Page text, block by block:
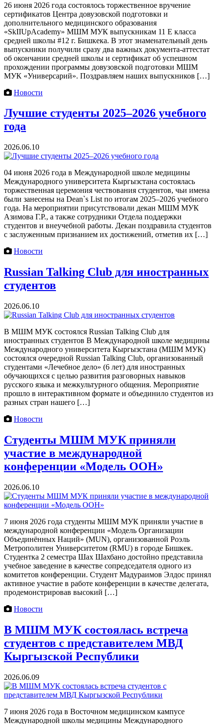
26 июня 2026 года состоялось торжественное вручение
сертификатов Центра довузовской подготовки и
дополнительного медицинского образования
«SkIIUpAcademy» МШМ МУК выпускникам 11 Е класса
средней школы #12 г. Бишкека. В этот знаменательный день
выпускники получили сразу два важных документа-аттестат
об окончании средней школы и сертификат об успешном
прохождении программы довузовской подготовки МШМ
МУК «Универсарий». Поздравляем наших выпускников […]
Новости
Лучшие студенты 2025–2026 учебного
года
2026.06.10
04 июня 2026 года в Международной школе медицины
Международного университета Кыргызстана состоялась
торжественная церемония чествования студентов, чьи имена
были занесены на Dean`s List по итогам 2025–2026 учебного
года. На мероприятии присутствовали декан МШМ МУК
Азимова Г.Р., а также сотрудники Отдела поддержки
студентов и внеучебной работы. Декан поздравила студентов
с заслуженным признанием их достижений, отметив их […]
Новости
Russian Talking Club для иностранных
студентов
2026.06.10
В МШМ МУК состоялся Russian Talking Club для
иностранных студентов В Международной школе медицины
Международного университета Кыргызстана (МШМ МУК)
состоялся очередной Russian Talking Club, организованный
студентами «Лечебное дело» (6 лет) для иностранных
обучающихся с целью развития разговорных навыков
русского языка и межкультурного общения. Мероприятие
прошло в интерактивном формате и объединило студентов из
разных стран нашего […]
Новости
Студенты МШМ МУК приняли
участие в международной
конференции «Модель ООН»
2026.06.10
7 июня 2026 года студенты МШМ МУК приняли участие в
международной конференции «Модель Организации
Объединённых Наций» (MUN), организованной Роэль
Метрополитен Университетом (RMU) в городе Бишкек.
Студентка 2 семестра Шах Шахбано достойно представила
учебное заведение в качестве сопредседателя одного из
комитетов конференции. Студент Мадураимов Элдос принял
активное участие в работе конференции в качестве делегата,
продемонстрировав высокий […]
Новости
В МШМ МУК состоялась встреча
студентов с представителем МВД
Кыргызской Республики
2026.06.09
7 июня 2026 года в Восточном медицинском кампусе
Международной школы медицины Международного